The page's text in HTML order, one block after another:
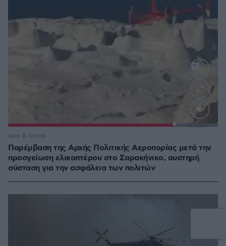
Loaded:
Παρέμβαση της Αρχής Πολιτικής Αεροπορίας μετά την
προσγείωση ελικοπτέρου στο Σαρακήνικο, αυστηρή
σύσταση για την ασφάλεια των πολιτών
πριν 8 λεπτά